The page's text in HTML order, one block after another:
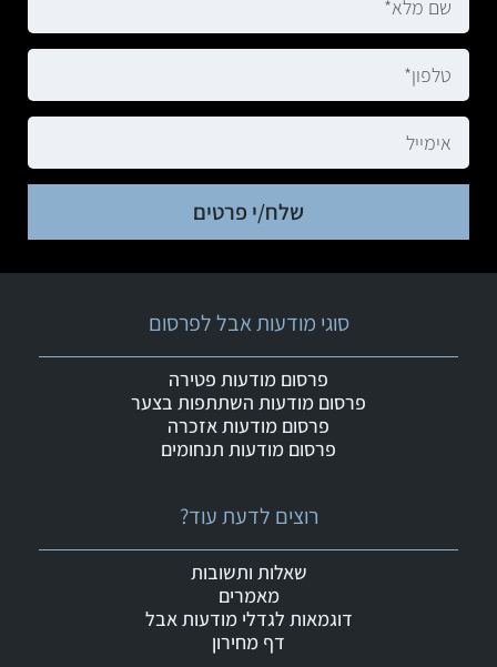
שלח/י פרטים
רוצים לדעת עוד?
שאלות ותשובות
מאמרים
דוגמאות לגדלי מודעות אבל
דף מחירון
סוגי מודעות אבל לפרסום
פרסום מודעות פטירה
פרסום מודעות השתתפות בצער
פרסום מודעות אזכרה
פרסום מודעות תנחומים